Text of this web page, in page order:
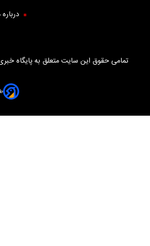
درباره
تمامی حقوق این سایت متعلق به پایگاه